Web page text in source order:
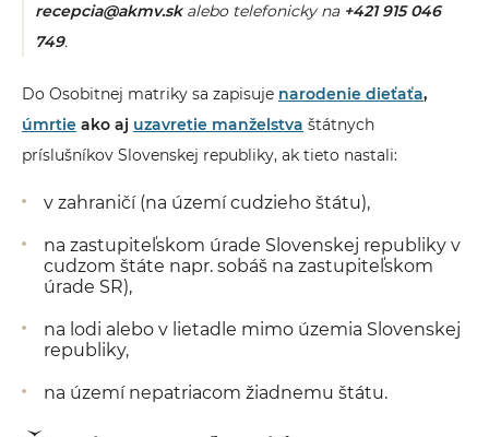
recepcia@akmv.skalebo telefonicky na +421 915 046
749.
Do Osobitnej matriky sa zapisuje narodenie dieťaťa,
úmrtie ako aj uzavretie manželstva štátnych
príslušníkov Slovenskej republiky, ak tieto nastali:
v zahraničí (na území cudzieho štátu),
na zastupiteľskom úrade Slovenskej republiky v
cudzom štáte napr. sobáš na zastupiteľskom
úrade SR),
na lodi alebo v lietadle mimo územia Slovenskej
republiky,
na území nepatriacom žiadnemu štátu.